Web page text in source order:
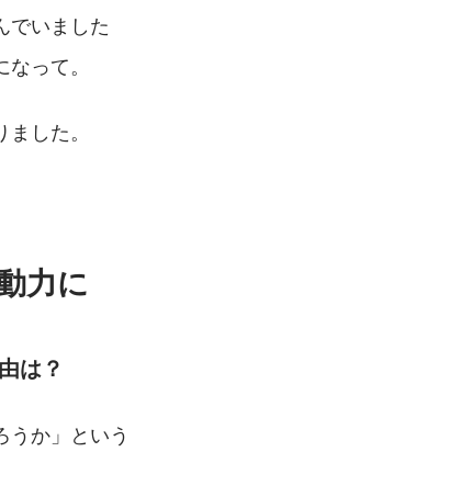
でいました
って。
した。
力に
は？
か」という